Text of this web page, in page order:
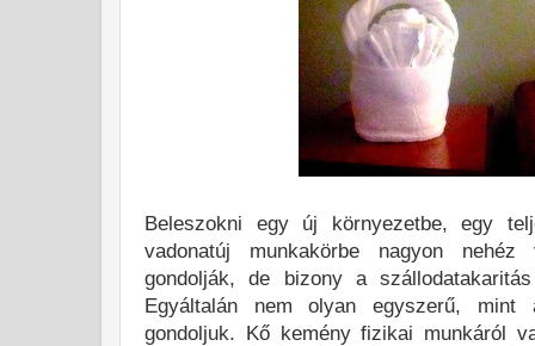
Beleszokni egy új környezetbe, egy
vadonatúj munkakörbe nagyon
gondolják, de bizony a
Egyáltalán nem olyan egyszerű,
gondoljuk. Kő kemény fizikai munkáról